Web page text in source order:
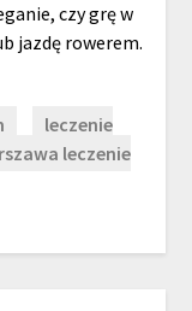
czy grę w
jazdę rowerem.
leczenie
leczenie